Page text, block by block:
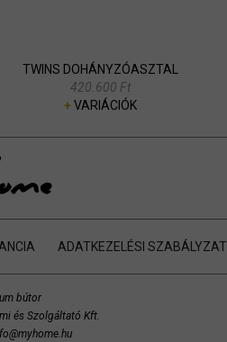
TWINS DOHÁNYZÓASZTAL
420.600 Ft
+VARIÁCIÓK
ADATKEZELÉSI SZABÁLYZAT
bútor
és Szolgáltató Kft.